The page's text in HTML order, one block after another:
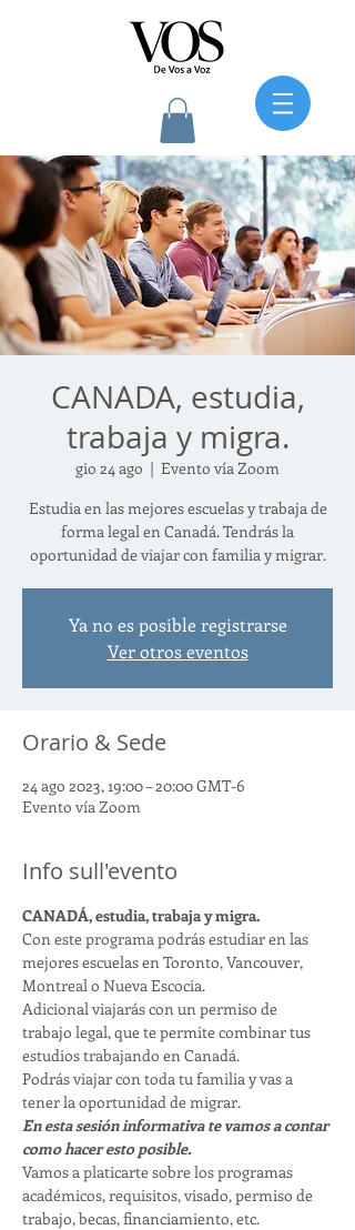
CANADA, estudia,
trabaja y migra.
gio 24 ago
  |
Evento vía Zoom
Estudia en las mejores escuelas y trabaja de
forma legal en Canadá. Tendrás la
oportunidad de viajar con familia y migrar.
Ya no es posible registrarse
Ver otros eventos
Orario & Sede
24 ago 2023, 19:00 – 20:00 GMT-6
Evento vía Zoom
Info sull'evento
CANADÁ, estudia, trabaja y migra.
Con este programa podrás estudiar en las
mejores escuelas en Toronto, Vancouver,
Montreal o Nueva Escocia.
Adicional viajarás con un permiso de
trabajo legal, que te permite combinar tus
estudios trabajando en Canadá.
Podrás viajar con toda tu familia y vas a
tener la oportunidad de migrar.
En esta sesión informativa te vamos a contar
como hacer esto posible.
Vamos a platicarte sobre los programas
académicos, requisitos, visado, permiso de
trabajo, becas, financiamiento, etc.